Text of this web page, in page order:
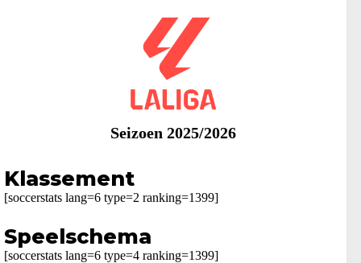
Seizoen 2025/2026
Klassement
[soccerstats lang=6 type=2 ranking=1399]
Speelschema
[soccerstats lang=6 type=4 ranking=1399]